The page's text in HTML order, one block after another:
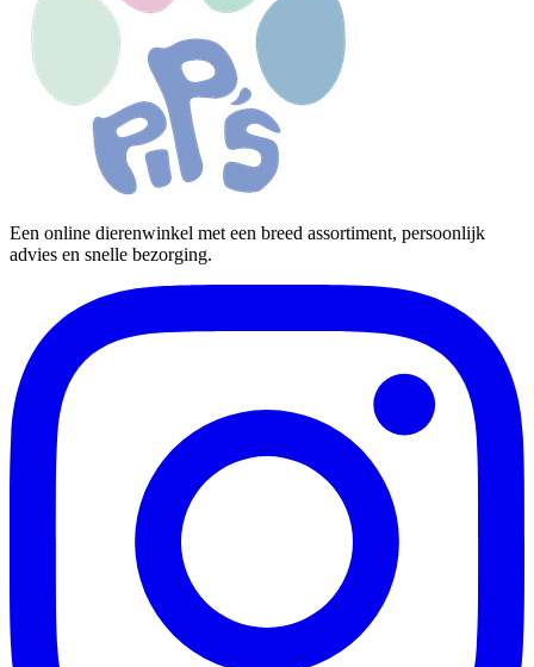
Een online dierenwinkel met een breed assortiment, persoonlijk
advies en snelle bezorging.